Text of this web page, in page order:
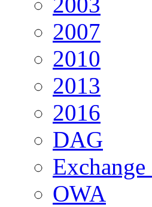
2007
2010
2013
2016
DAG
OWA